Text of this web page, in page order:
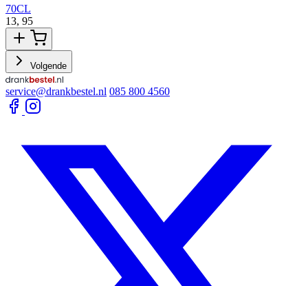
70CL
13, 95
Volgende
service@drankbestel.nl 085 800 4560